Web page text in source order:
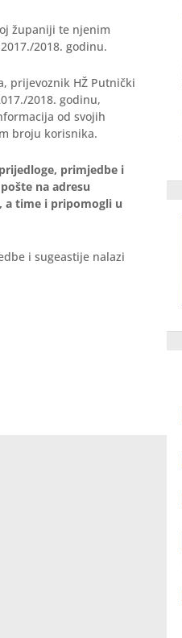
županiji te njenim
2018. godinu.
prijevoznik HŽ Putnički
2018. godinu,
od svojih
broju korisnika.
primjedbe i
na adresu
a time i pripomogli u
i sugeastije nalazi